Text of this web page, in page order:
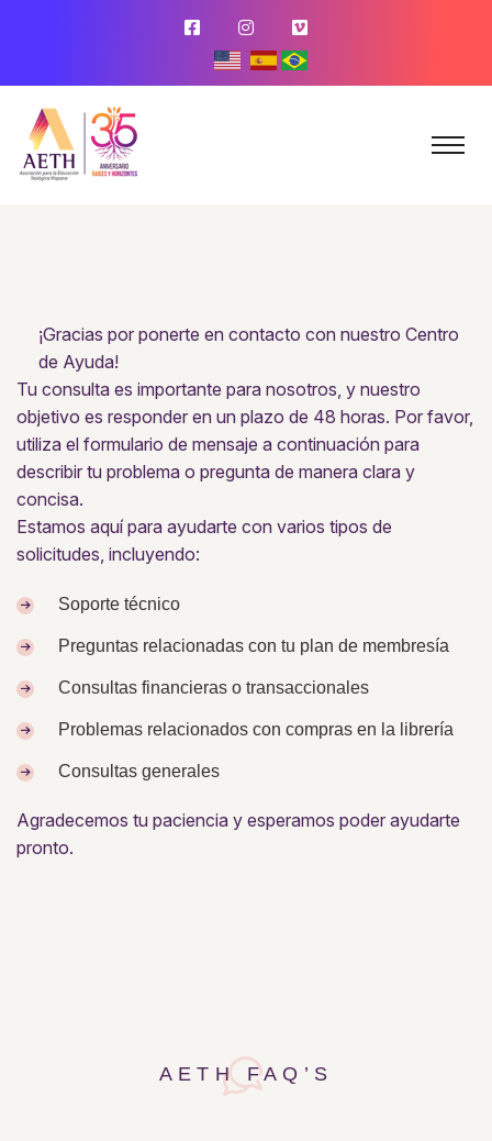
¡Gracias por ponerte en contacto con nuestro Centro
de Ayuda!
Tu consulta es importante para nosotros, y nuestro
objetivo es responder en un plazo de 48 horas. Por favor,
utiliza el formulario de mensaje a continuación para
describir tu problema o pregunta de manera clara y
concisa.
Estamos aquí para ayudarte con varios tipos de
solicitudes, incluyendo:
Soporte técnico
Preguntas relacionadas con tu plan de membresía
Consultas financieras o transaccionales
Problemas relacionados con compras en la librería
Consultas generales
Agradecemos tu paciencia y esperamos poder ayudarte
pronto.
AETH FAQ’S